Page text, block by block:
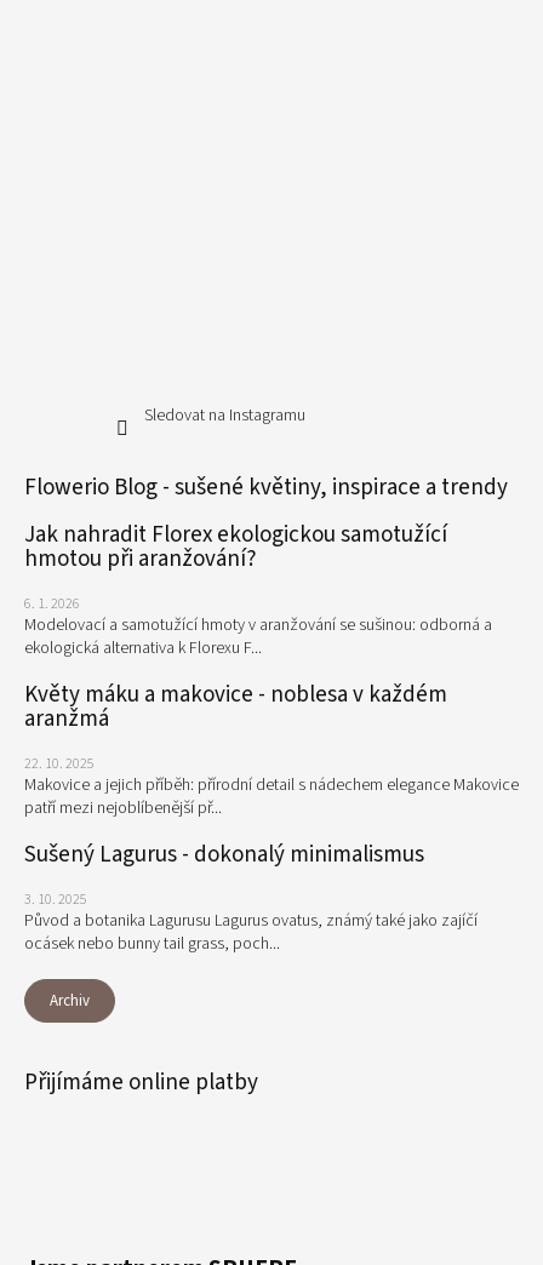
Sledovat na Instagramu
Flowerio Blog - sušené květiny, inspirace a trendy
Jak nahradit Florex ekologickou samotužící
hmotou při aranžování?
6. 1. 2026
Modelovací a samotužící hmoty v aranžování se sušinou: odborná a
ekologická alternativa k Florexu F...
Květy máku a makovice - noblesa v každém
aranžmá
22. 10. 2025
Makovice a jejich příběh: přírodní detail s nádechem elegance Makovice
patří mezi nejoblíbenější př...
Sušený Lagurus - dokonalý minimalismus
3. 10. 2025
Původ a botanika Lagurusu Lagurus ovatus, známý také jako zajíčí
ocásek nebo bunny tail grass, poch...
Archiv
Přijímáme online platby